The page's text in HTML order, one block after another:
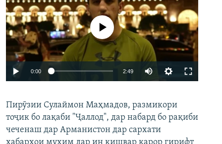
Auto 240p 360p 480p
Феълан кор намекунад
0:00 2:49
360p
480p
Пирӯзии Сулаймон Маҳмадов, размикори
тоҷик бо лақаби "Ҷаллод", дар набард бо рақиби
чеченаш дар Арманистон дар сархати
хабарҳои муҳим дар ин кишвар қарор гирифт